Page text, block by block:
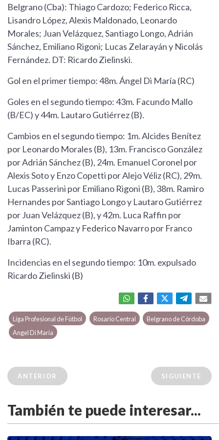
Belgrano (Cba): Thiago Cardozo; Federico Ricca,
Lisandro López, Alexis Maldonado, Leonardo
Morales; Juan Velázquez, Santiago Longo, Adrián
Sánchez, Emiliano Rigoni; Lucas Zelarayán y Nicolás
Fernández. DT: Ricardo Zielinski.
Gol en el primer tiempo: 48m. Ángel Di María (RC)
Goles en el segundo tiempo: 43m. Facundo Mallo
(B/EC) y 44m. Lautaro Gutiérrez (B).
Cambios en el segundo tiempo: 1m. Alcides Benítez
por Leonardo Morales (B), 13m. Francisco González
por Adrián Sánchez (B), 24m. Emanuel Coronel por
Alexis Soto y Enzo Copetti por Alejo Véliz (RC), 29m.
Lucas Passerini por Emiliano Rigoni (B), 38m. Ramiro
Hernandes por Santiago Longo y Lautaro Gutiérrez
por Juan Velázquez (B), y 42m. Luca Raffin por
Jaminton Campaz y Federico Navarro por Franco
Ibarra (RC).
Incidencias en el segundo tiempo: 10m. expulsado
Ricardo Zielinski (B)
Liga Profesional de Fútbol Rosario Central
Belgrano de Córdoba
Angel Di María
ANTERIOR SIGUIENTE
También te puede interesar...